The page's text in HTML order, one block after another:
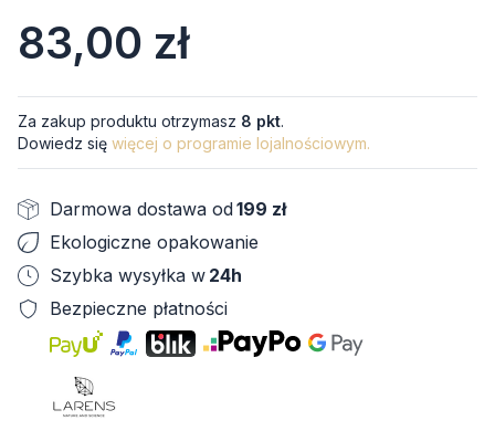
Cena
83,00 zł
Za zakup produktu otrzymasz 8 pkt.
Dowiedz się więcej o programie lojalnościowym.
Darmowa dostawa od199 zł
Ekologiczne opakowanie
Szybka wysyłka w 24h
Bezpieczne płatności